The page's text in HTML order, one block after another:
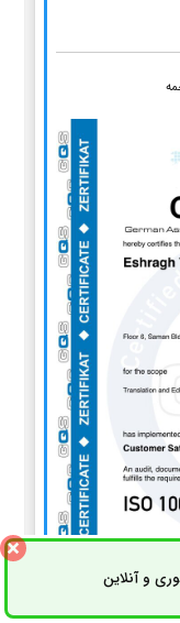
و آنلاینثبت سفارش